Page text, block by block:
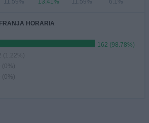
11.59% 13.41% 11.59% 6.1%
HORARIA
162 (98.78%)
(1.22%)
0 (0%)
0 (0%)